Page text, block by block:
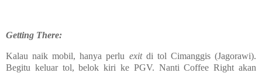
Getting There:
Kalau naik mobil, hanya perlu exitdi tol Cimanggis (Jagorawi).
Begitu keluar tol, belok kiri ke PGV. Nanti Coffee Right akan